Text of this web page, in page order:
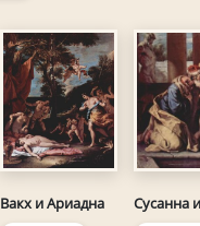
Вакх и Ариадна Сусанна